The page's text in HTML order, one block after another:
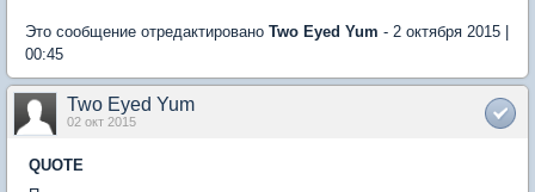
Это сообщение отредактировано Two Eyed Yum - 2 октября 2015 |
00:45
Two Eyed Yum
02 окт 2015
QUOTE